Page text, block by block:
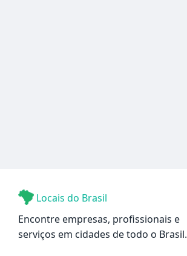
Locais do Brasil
Encontre empresas, profissionais e
serviços em cidades de todo o Brasil.